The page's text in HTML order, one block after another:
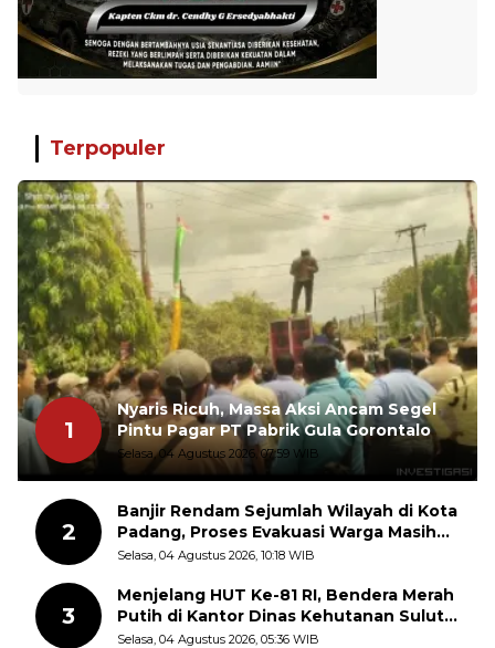
Terpopuler
1
Nyaris Ricuh, Massa Aksi Ancam Segel
Pintu Pagar PT Pabrik Gula Gorontalo
Selasa, 04 Agustus 2026, 07:59 WIB
2
Banjir Rendam Sejumlah Wilayah di Kota
Padang, Proses Evakuasi Warga Masih
Berlangsung
Selasa, 04 Agustus 2026, 10:18 WIB
3
Menjelang HUT Ke-81 RI, Bendera Merah
Putih di Kantor Dinas Kehutanan Sulut
Disorot Warga
Selasa, 04 Agustus 2026, 05:36 WIB